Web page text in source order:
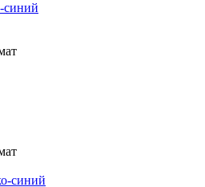
синий